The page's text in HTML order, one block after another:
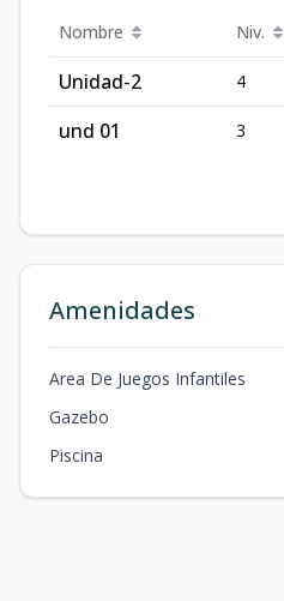
Nombre Niv.
Unidad-2 4
und 01 3
Amenidades
Area De Juegos Infantiles
Gazebo
Piscina